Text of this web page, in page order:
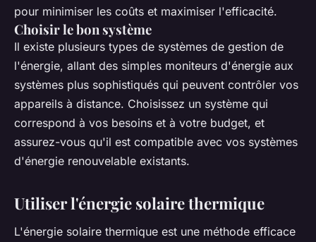
pour minimiser les coûts et maximiser l'efficacité.
Choisir le bon système
Il existe plusieurs types de systèmes de gestion de
l'énergie, allant des simples moniteurs d'énergie aux
systèmes plus sophistiqués qui peuvent contrôler vos
appareils à distance. Choisissez un système qui
correspond à vos besoins et à votre budget, et
assurez-vous qu'il est compatible avec vos systèmes
d'énergie renouvelable existants.
Utiliser l'énergie solaire thermique
L'énergie solaire thermique est une méthode efficace